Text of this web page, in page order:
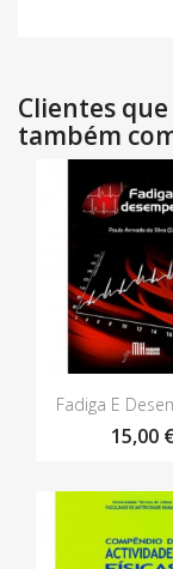
Clientes
também
 Vista
Fadiga E
15,00